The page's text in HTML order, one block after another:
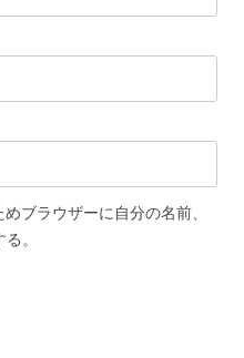
ブラウザーに自分の名前、
。